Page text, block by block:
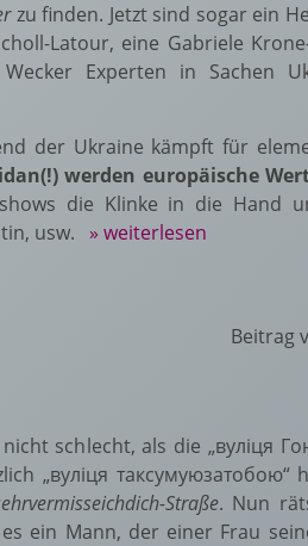
zu finden. Jetzt sind sogar ein
Latour, eine Gabriele
Experten in Sachen
der Ukraine kämpft für
werden europäische
die Klinke in die Hand
usw. » weiterlesen
Beitrag
schlecht, als die „вуліця
„вуліця таксумуюзатобою“
Straße. Nun
ein Mann, der einer Frau